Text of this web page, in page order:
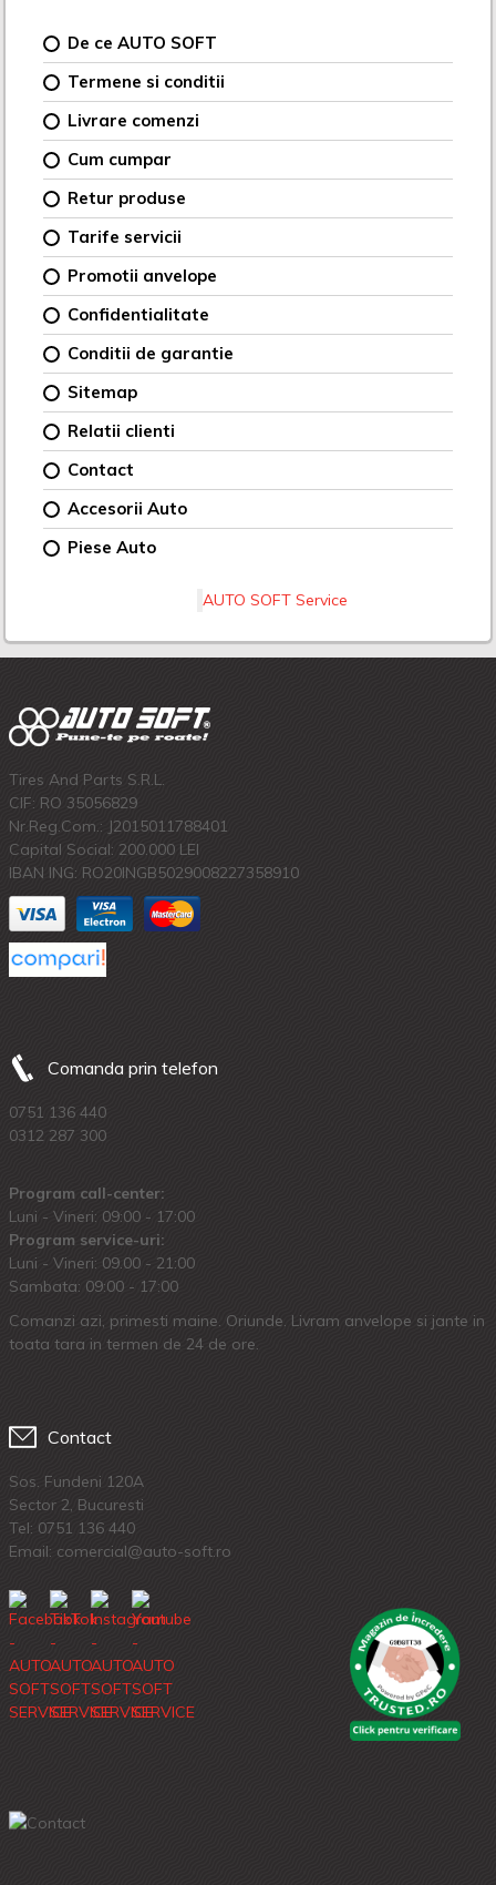
De ce AUTO SOFT
Termene si conditii
Livrare comenzi
Cum cumpar
Retur produse
Tarife servicii
Promotii anvelope
Confidentialitate
Conditii de garantie
Sitemap
Relatii clienti
Contact
Accesorii Auto
Piese Auto
AUTO SOFT Service
Tires And Parts S.R.L.
CIF: RO 35056829
Nr.Reg.Com.: J2015011788401
Capital Social: 200.000 LEI
IBAN ING: RO20INGB5029008227358910
Comanda prin telefon
0751 136 440
0312 287 300
Program call-center:
Luni - Vineri: 09:00 - 17:00
Program service-uri:
Luni - Vineri: 09.00 - 21:00
Sambata: 09:00 - 17:00
Comanzi azi, primesti maine. Oriunde. Livram anvelope si jante in
toata tara in termen de 24 de ore.
Contact
Sos. Fundeni 120A
Sector 2, Bucuresti
Tel: 0751 136 440
Email: comercial@auto-soft.ro